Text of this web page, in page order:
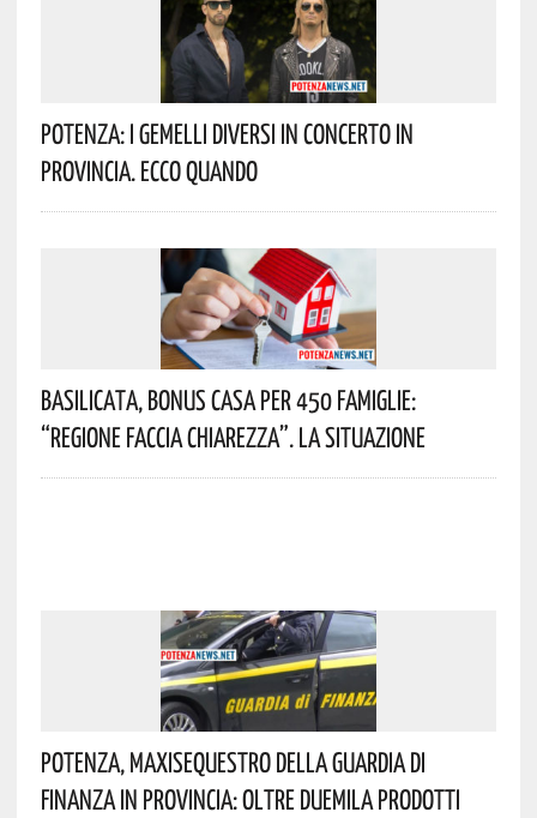
Potenza: I Gemelli DiVersi In Concerto In
Provincia. Ecco Quando
Basilicata, Bonus Casa Per 450 Famiglie:
“Regione Faccia Chiarezza”. La Situazione
Potenza, Maxisequestro Della Guardia Di
Finanza In Provincia: Oltre Duemila Prodotti